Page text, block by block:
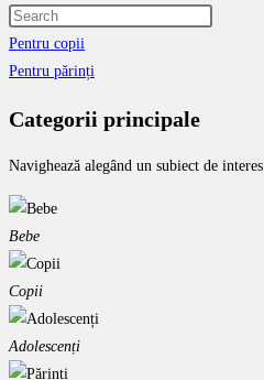
Pentru copii
Pentru părinți
Categorii principale
Navighează alegând un subiect de interes
Bebe
Copii
Adolescenți